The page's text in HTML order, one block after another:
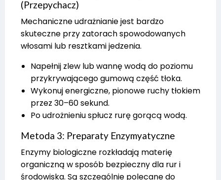
(Przepychacz)
Mechaniczne udrażnianie jest bardzo
skuteczne przy zatorach spowodowanych
włosami lub resztkami jedzenia.
Napełnij zlew lub wannę wodą do poziomu
przykrywającego gumową część tłoka.
Wykonuj energiczne, pionowe ruchy tłokiem
przez 30–60 sekund.
Po udrożnieniu spłucz rurę gorącą wodą.
Metoda 3: Preparaty Enzymyatyczne
Enzymy biologiczne rozkładają materię
organiczną w sposób bezpieczny dla rur i
środowiska. Są szczególnie polecane do